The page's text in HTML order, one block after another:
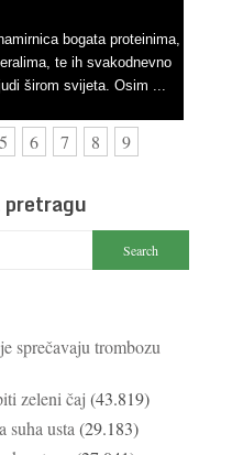
bogata proteinima,
te ih svakodnevno
širom svijeta. Osim ...
5 6 7 8 9
pretragu
sprečavaju trombozu
zeleni čaj (43.819)
suha usta (29.183)